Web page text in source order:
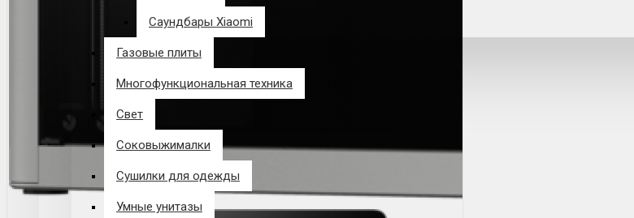
Саундбары Xiaomi
Газовые плиты
Многофункциональная техника
Свет
Соковыжималки
Сушилки для одежды
Умные унитазы